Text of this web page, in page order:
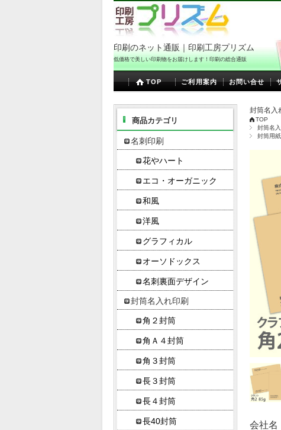
印刷のネット通販｜印刷工房プリズム
低価格で美しい印刷物をお届けします！印刷の総合通販
TOP ご利用案内 お問い合せ
封筒名入
TOP
封筒名
封筒用
会社名
商品カテゴリ
名刺印刷
花やハート
エコ・オーガニック
和風
洋風
グラフィカル
オーソドックス
名刺裏面デザイン
封筒名入れ印刷
角２封筒
角Ａ４封筒
角３封筒
長３封筒
長４封筒
長40封筒